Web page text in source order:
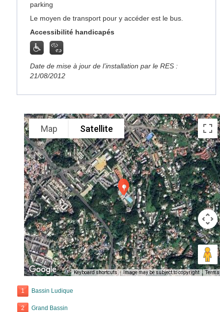
parking
Le moyen de transport pour y accéder est le bus.
Accessibilité handicapés
Date de mise à jour de l’installation par le RES :
21/08/2012
Map Satellite
Keyboard shortcuts Image may be subject to copyright Terms
1 Bassin Ludique
2 Grand Bassin